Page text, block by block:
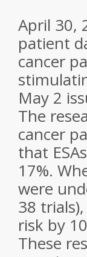
April 30,
patient
cancer
May 2
The
cancer
that
17%.
were
38
risk by
These